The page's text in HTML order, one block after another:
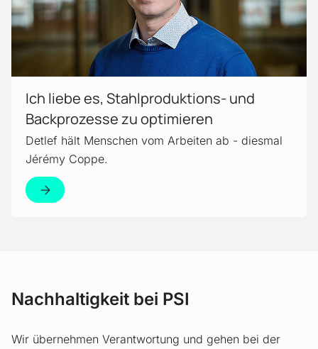
Ich liebe es, Stahlproduktions- und
Backprozesse zu optimieren
Detlef hält Menschen vom Arbeiten ab - diesmal
Jérémy Coppe.
Nachhaltigkeit bei PSI
Wir übernehmen Verantwortung und gehen bei der